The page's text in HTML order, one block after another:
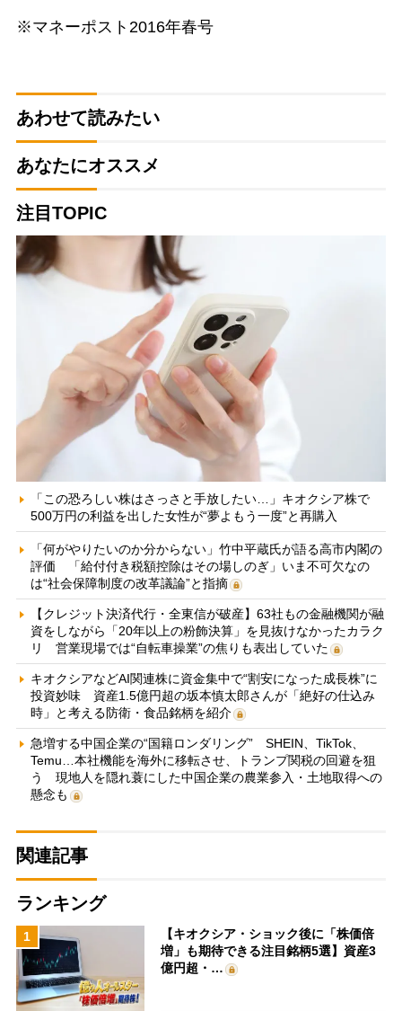
※マネーポスト2016年春号
あわせて読みたい
あなたにオススメ
注目TOPIC
「この恐ろしい株はさっさと手放したい…」キオクシア株で
500万円の利益を出した女性が“夢よもう一度”と再購入
「何がやりたいのか分からない」竹中平蔵氏が語る高市内閣の
評価 「給付付き税額控除はその場しのぎ」いま不可欠なの
は“社会保障制度の改革議論”と指摘
【クレジット決済代行・全東信が破産】63社もの金融機関が融
資をしながら「20年以上の粉飾決算」を見抜けなかったカラク
リ 営業現場では“自転車操業”の焦りも表出していた
キオクシアなどAI関連株に資金集中で“割安になった成長株”に
投資妙味 資産1.5億円超の坂本慎太郎さんが「絶好の仕込み
時」と考える防衛・食品銘柄を紹介
急増する中国企業の“国籍ロンダリング” SHEIN、TikTok、
Temu…本社機能を海外に移転させ、トランプ関税の回避を狙
う 現地人を隠れ蓑にした中国企業の農業参入・土地取得への
懸念も
関連記事
ランキング
1
【キオクシア・ショック後に「株価倍
増」も期待できる注目銘柄5選】資産3
億円超・…